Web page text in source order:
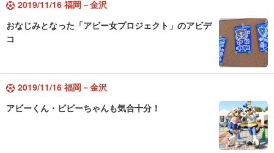
2019/11/16 福岡－金沢
おなじみとなった「アビー女プロジェクト」のアビデ
コ
2019/11/16 福岡－金沢
アビーくん・ビビーちゃんも気合十分！